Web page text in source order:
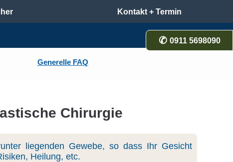
Generelle FAQ
Kontakt + Termin
0911 5698090
Chirurgie
liegenden Gewebe, so dass Ihr Gesicht
Heilung, etc.